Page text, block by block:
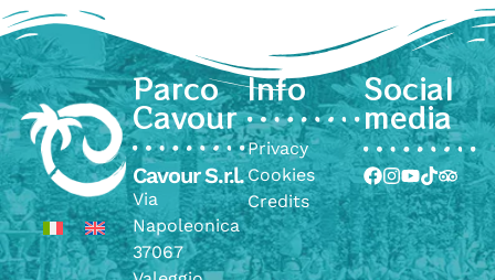
Parco
Cavour
Cavour S.r.l.
Via
Napoleonica
37067
Info
Privacy
Cookies
Credits
Social
media